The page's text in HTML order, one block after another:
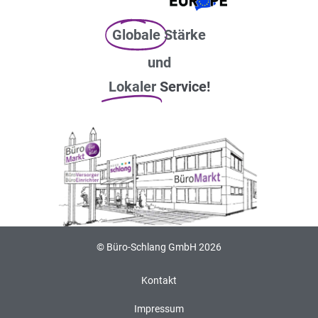
Globale Stärke
und
Lokaler Service!
© Büro-Schlang GmbH 2026
Kontakt
Impressum